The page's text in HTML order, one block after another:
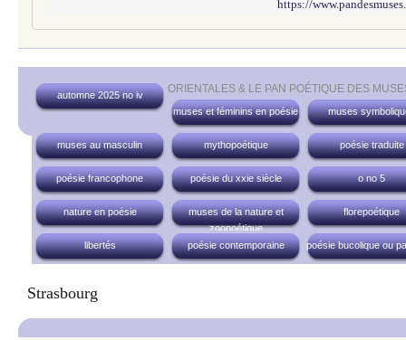
https://
ORIENTALES & LE PAN POÉTIQUE DES
automne 2025 no iv
muses et féminins en poésie
muses
muses au masculin mythopoétique poésie traduite
poésie francophone poésie du xxie siècle o no 5
nature en poésie
muses de la nature et
zoopoétique
florepoétique
libertés poésie contemporaine poésie bucolique ou
Strasbourg